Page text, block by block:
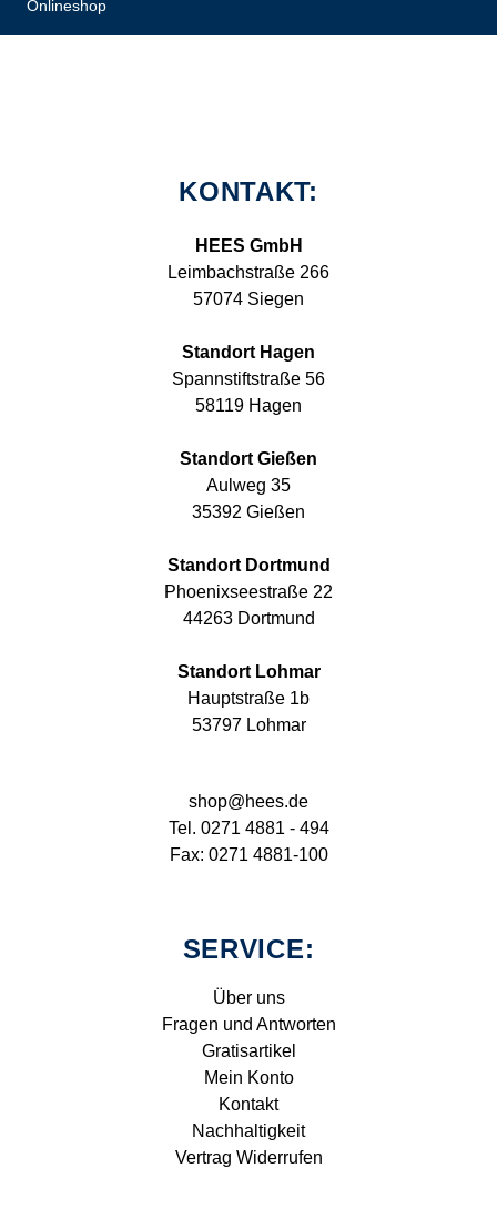
Onlineshop
KONTAKT:
HEES GmbH
Leimbachstraße 266
57074 Siegen
Standort Hagen
Spannstiftstraße 56
58119 Hagen
Standort Gießen
Aulweg 35
35392 Gießen
Standort Dortmund
Phoenixseestraße 22
44263 Dortmund
Standort Lohmar
Hauptstraße 1b
53797 Lohmar
shop@hees.de
Tel. 0271 4881 - 494
Fax: 0271 4881-100
SERVICE:
Über uns
Fragen und Antworten
Gratisartikel
Mein Konto
Kontakt
Nachhaltigkeit
Vertrag Widerrufen